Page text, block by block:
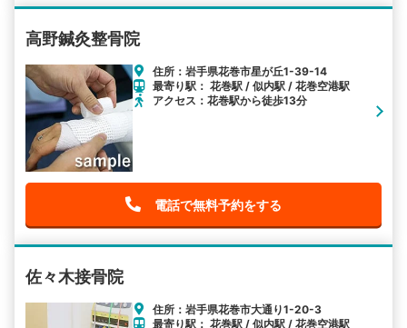
高野鍼灸整骨院
住所：岩手県花巻市星が丘1-39-14
最寄り駅： 花巻駅 / 似内駅 / 花巻空港駅
アクセス：花巻駅から徒歩13分
電話で無料予約をする
佐々木接骨院
住所：岩手県花巻市大通り1-20-3
最寄り駅： 花巻駅 / 似内駅 / 花巻空港駅